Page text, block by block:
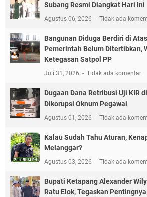
Subang Resmi Diangkat Hari Ini
Agustus 06, 2026 Tidak ada
Bangunan Diduga Berdiri di
Pemerintah Belum Ditertibkan,
Ketegasan Satpol PP
Juli 31, 2026 Tidak ada komentar
Dugaan Dana Retribusi Uji KIR
Dikorupsi Oknum Pegawai
Agustus 01, 2026 Tidak ada
Kalau Sudah Tahu Aturan,
Melanggar?
Agustus 03, 2026 Tidak ada
Bupati Ketapang Alexander
Ratu Elok, Tegaskan